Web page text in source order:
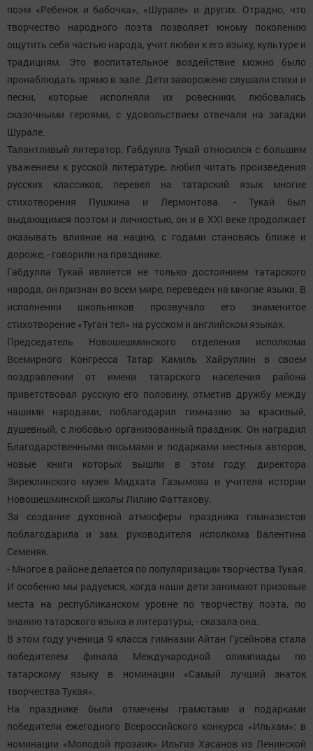
поэм «Ребенок и бабочка», «Шурале» и других. Отрадно, что
творчество народного поэта позволяет юному поколению
ощутить себя частью народа, учит любви к его языку, культуре и
традициям. Это воспитательное воздействие можно было
пронаблюдать прямо в зале. Дети заворожено слушали стихи и
песни, которые исполняли их ровесники, любовались
сказочными героями, с удовольствием отвечали на загадки
Шурале.
Талантливый литератор, Габдулла Тукай относился с большим
уважением к русской литературе, любил читать произведения
русских классиков, перевел на татарский язык многие
стихотворения Пушкина и Лермонтова. - Тукай был
выдающимся поэтом и личностью, он и в ХХI веке продолжает
оказывать влияние на нацию, с годами становясь ближе и
дороже, - говорили на празднике.
Габдулла Тукай является не только достоянием татарского
народа, он признан во всем мире, переведен на многие языки. В
исполнении школьников прозвучало его знаменитое
стихотворение «Туган тел» на русском и английском языках.
Председатель Новошешминского отделения исполкома
Всемирного Конгресса Татар Камиль Хайруллин в своем
поздравлении от имени татарского населения района
приветствовал русскую его половину, отметив дружбу между
нашими народами, поблагодарил гимназию за красивый,
душевный, с любовью организованный праздник. Он наградил
Благодарственными письмами и подарками местных авторов,
новые книги которых вышли в этом году: директора
Зиреклинского музея Мидхата Газымова и учителя истории
Новошешминской школы Лилию Фаттахову.
За создание духовной атмосферы праздника гимназистов
поблагодарила и зам. руководителя исполкома Валентина
Семеняк.
- Многое в районе делается по популяризации творчества Тукая.
И особенно мы радуемся, когда наши дети занимают призовые
места на республиканском уровне по творчеству поэта, по
знанию татарского языка и литературы, - сказала она.
В этом году ученица 9 класса гимназии Айтан Гусейнова стала
победителем финала Международной олимпиады по
татарскому языку в номинации «Самый лучший знаток
творчества Тукая».
На празднике были отмечены грамотами и подарками
победители ежегодного Всероссийского конкурса «Ильхам»: в
номинации «Молодой прозаик» Ильгиз Хасанов из Ленинской